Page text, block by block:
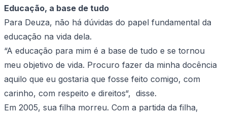
Educação, a base de tudo
Para Deuza, não há dúvidas do papel fundamental da
educação na vida dela.
“A educação para mim é a base de tudo e se tornou
meu objetivo de vida. Procuro fazer da minha docência
aquilo que eu gostaria que fosse feito comigo, com
carinho, com respeito e direitos“, disse.
Em 2005, sua filha morreu. Com a partida da filha,